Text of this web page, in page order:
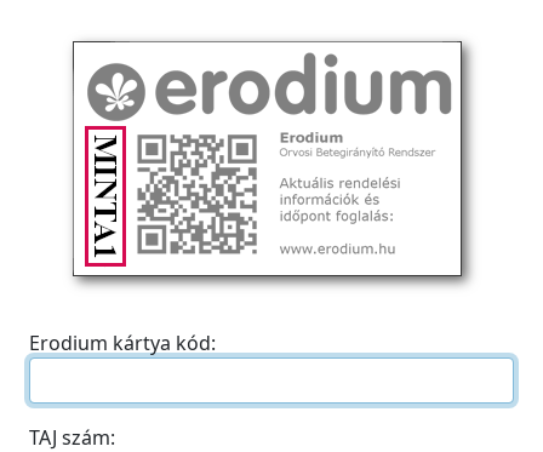
Erodium kártya kód:
TAJ szám: